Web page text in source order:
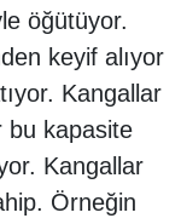
öğütüyor.
keyif alıyor
Kangallar
bu kapasite
Kangallar
Örneğin